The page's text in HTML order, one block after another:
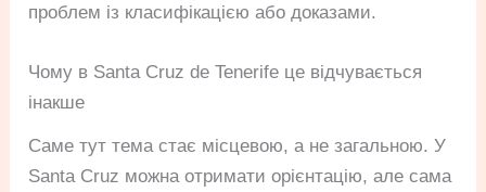
проблем із класифікацією або доказами.
Чому в Santa Cruz de Tenerife це відчувається
інакше
Саме тут тема стає місцевою, а не загальною. У
Santa Cruz можна отримати орієнтацію, але сама